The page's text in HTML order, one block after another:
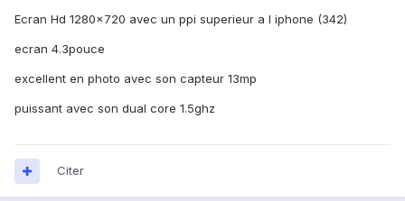
Ecran Hd 1280x720 avec un ppi superieur a l iphone (342)
ecran 4.3pouce
excellent en photo avec son capteur 13mp
puissant avec son dual core 1.5ghz
Citer